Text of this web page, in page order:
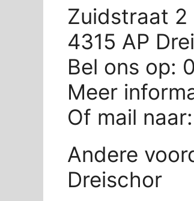
Zuidstraat 2
4315 AP
Bel ons op:
Meer
Of mail naar:
Andere
Dreischor